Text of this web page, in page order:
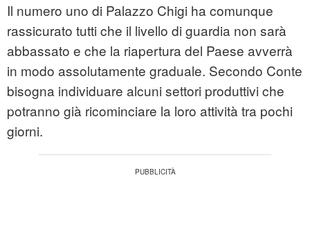
Il numero uno di Palazzo Chigi ha comunque
rassicurato tutti che il livello di guardia non sarà
abbassato e che la riapertura del Paese avverrà
in modo assolutamente graduale. Secondo Conte
bisogna individuare alcuni settori produttivi che
potranno già ricominciare la loro attività tra pochi
giorni.